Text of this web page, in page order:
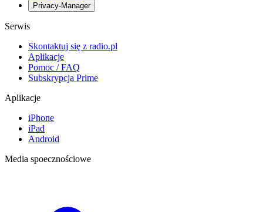
Privacy-Manager
Serwis
Skontaktuj się z radio.pl
Aplikacje
Pomoc / FAQ
Subskrypcja Prime
Aplikacje
iPhone
iPad
Android
Media spoecznościowe